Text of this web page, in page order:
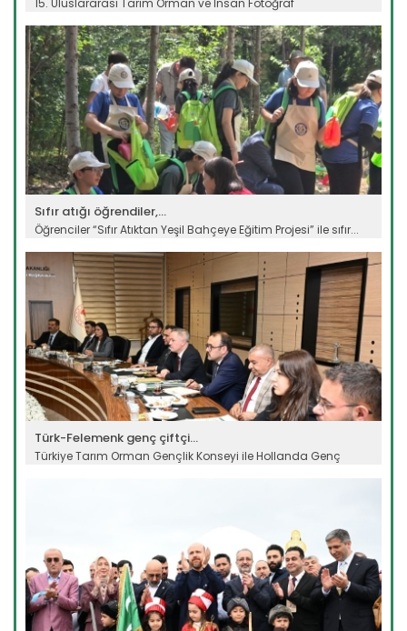
15. Uluslararası Tarım Orman ve İnsan Fotoğraf
Devamını Oku ->
Sıfır atığı öğrendiler,...
Öğrenciler “Sıfır Atıktan Yeşil Bahçeye Eğitim Projesi” ile sıfır...
Devamını Oku ->
Türk-Felemenk genç çiftçi...
Türkiye Tarım Orman Gençlik Konseyi ile Hollanda Genç